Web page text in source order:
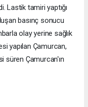
Lastik tamiri yaptığı
basınç sonucu
olay yerine sağlık
yapılan Çamurcan,
süren Çamurcan'ın